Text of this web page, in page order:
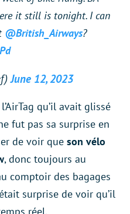
it still is tonight. I can
@British_Airways?
June 12, 2023
qu’il avait glissé
fut pas sa surprise en
de voir que son vélo
, donc toujours au
comptoir des bagages
surprise de voir qu’il
réel.